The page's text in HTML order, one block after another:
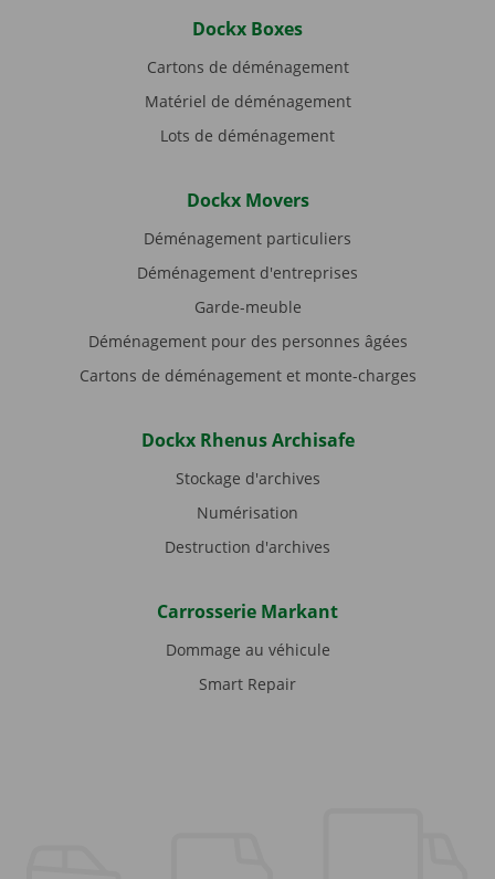
Dockx Boxes
Cartons de déménagement
Matériel de déménagement
Lots de déménagement
Dockx Movers
Déménagement particuliers
Déménagement d'entreprises
Garde-meuble
Déménagement pour des personnes âgées
Cartons de déménagement et monte-charges
Dockx Rhenus Archisafe
Stockage d'archives
Numérisation
Destruction d'archives
Carrosserie Markant
Dommage au véhicule
Smart Repair